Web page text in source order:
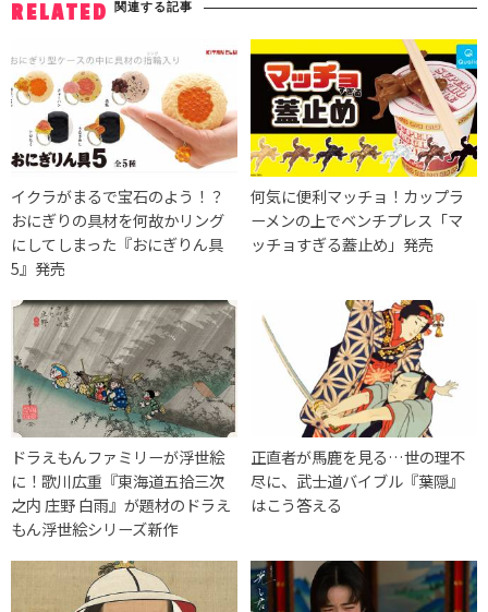
RELATED 関連する記事
イクラがまるで宝石のよう！？
おにぎりの具材を何故かリング
にしてしまった『おにぎりん具
5』発売
何気に便利マッチョ！カップラ
ーメンの上でベンチプレス「マ
ッチョすぎる蓋止め」発売
ドラえもんファミリーが浮世絵
に！歌川広重『東海道五拾三次
之内 庄野 白雨』が題材のドラえ
もん浮世絵シリーズ新作
正直者が馬鹿を見る…世の理不
尽に、武士道バイブル『葉隠』
はこう答える